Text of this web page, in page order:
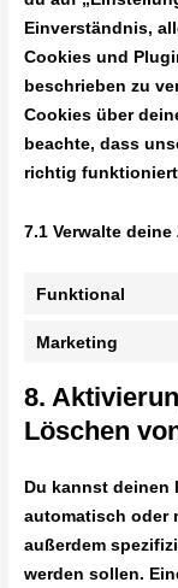
Einverständnis,
Cookies und
beschrieben zu
Cookies über
beachte, dass
richtig
7.1 Verwalte
Funktional
Marketing
8.
Löschen
Du kannst deinen
automatisch oder
außerdem
werden sollen.